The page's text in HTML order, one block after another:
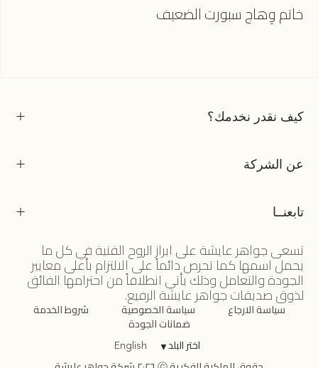
خاتم وِهاج سبورت الضعيف
كيف نقدر نخدمك؟
عن الشركة
تابعنــا
تسعى جواهر عايشة على ابراز الروح الفنية في كل ما
يحمل اسمها كما تحرص دائماً على الالتزام بأعلى معايير
الجودة والتعامل وذلك يأتي انطلاقاً من احترامها الفائق
لذوق صديقات جواهر عايشة الرفيع.
سياسة الارجاع سياسة الخصوصية شروط الخدمة
ضمانات الجودة
اختر البلد▼
English